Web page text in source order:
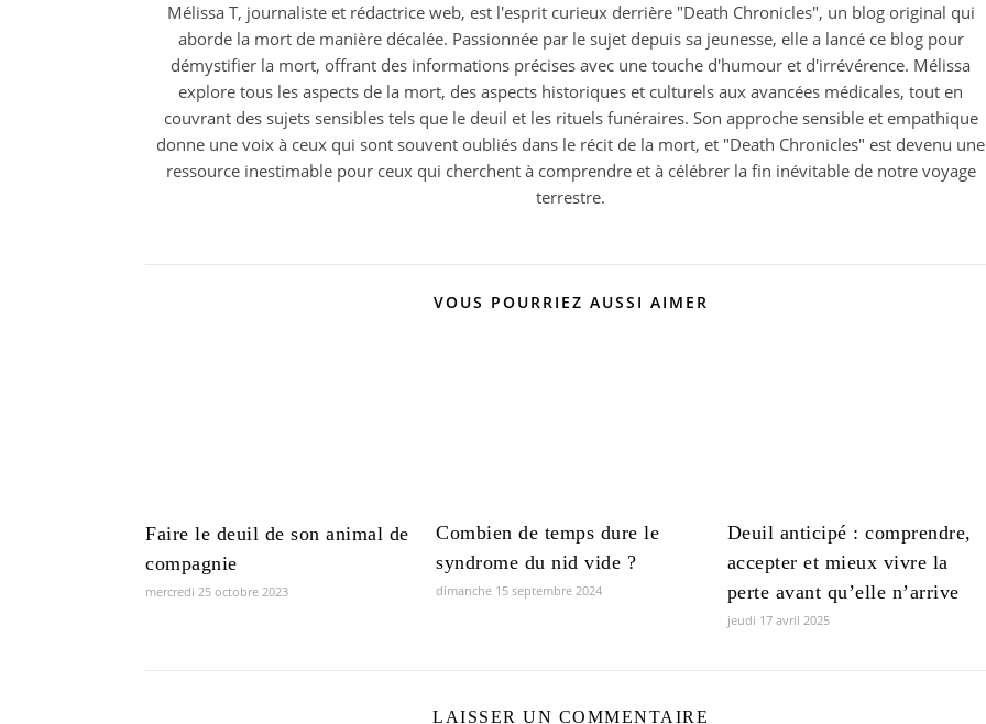
Mélissa T, journaliste et rédactrice web, est l'esprit curieux derrière "Death Chronicles", un blog original qui
aborde la mort de manière décalée. Passionnée par le sujet depuis sa jeunesse, elle a lancé ce blog pour
démystifier la mort, offrant des informations précises avec une touche d'humour et d'irrévérence. Mélissa
explore tous les aspects de la mort, des aspects historiques et culturels aux avancées médicales, tout en
couvrant des sujets sensibles tels que le deuil et les rituels funéraires. Son approche sensible et empathique
donne une voix à ceux qui sont souvent oubliés dans le récit de la mort, et "Death Chronicles" est devenu une
ressource inestimable pour ceux qui cherchent à comprendre et à célébrer la fin inévitable de notre voyage
terrestre.
VOUS POURRIEZ AUSSI AIMER
Faire le deuil de son animal de
compagnie
mercredi 25 octobre 2023
Combien de temps dure le
syndrome du nid vide ?
dimanche 15 septembre 2024
Deuil anticipé : comprendre,
accepter et mieux vivre la
perte avant qu’elle n’arrive
jeudi 17 avril 2025
LAISSER UN COMMENTAIRE